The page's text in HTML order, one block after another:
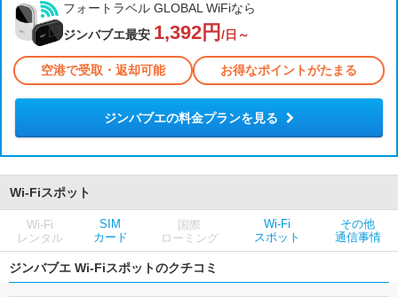
フォートラベル GLOBAL WiFiなら
ジンバブエ最安 1,392円 /日～
空港で受取・返却可能 お得なポイントがたまる
ジンバブエの料金プランを見る
Wi-Fiスポット
Wi-Fi
レンタル
SIM
カード
国際
ローミング
Wi-Fi
スポット
その他
通信事情
ジンバブエ Wi-Fiスポットのクチコミ